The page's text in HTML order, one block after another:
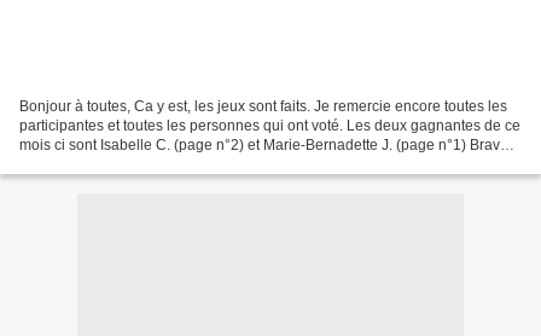
Bonjour à toutes, Ca y est, les jeux sont faits. Je remercie encore toutes les
participantes et toutes les personnes qui ont voté. Les deux gagnantes de ce
mois ci sont Isabelle C. (page n°2) et Marie-Bernadette J. (page n°1) Bravo à